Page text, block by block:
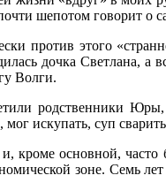
шепотом говорит о
против этого
дочка Светлана, а
Волги.
родственники
искупать, суп
кроме основной,
зоне. Семь